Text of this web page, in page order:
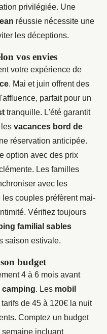
privilégiée. Une
réussie nécessite une
les déceptions.
vos envies
votre expérience de
. Mai et juin offrent des
parfait pour un
tranquille. L'été garantit
vacances bord de
réservation anticipée.
option avec des prix
Les familles
avec les
couples préfèrent mai-
Vérifiez toujours
familial sables
saison estivale.
budget
4 à 6 mois avant
camping. Les mobil
de 45 à 120€ la nuit
Comptez un budget
incluant